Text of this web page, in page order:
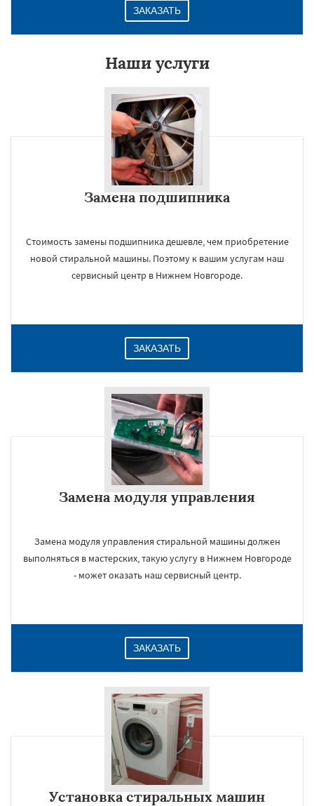
ЗАКАЗАТЬ
Наши услуги
Замена подшипника
Стоимость замены подшипника дешевле, чем приобретение
новой стиральной машины. Поэтому к вашим услугам наш
сервисный центр в Нижнем Новгороде.
ЗАКАЗАТЬ
Замена модуля управления
Замена модуля управления стиральной машины должен
выполняться в мастерских, такую услугу в Нижнем Новгороде
- может оказать наш сервисный центр.
ЗАКАЗАТЬ
Установка стиральных машин